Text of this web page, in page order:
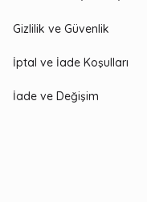
Gizlilik ve Güvenlik
İptal ve İade Koşulları
İade ve Değişim